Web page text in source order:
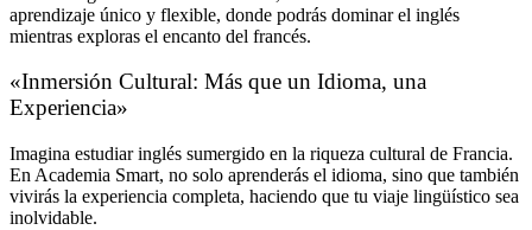
aprendizaje único y flexible, donde podrás dominar el inglés
mientras exploras el encanto del francés.
«Inmersión Cultural: Más que un Idioma, una
Experiencia»
Imagina estudiar inglés sumergido en la riqueza cultural de Francia.
En Academia Smart, no solo aprenderás el idioma, sino que también
vivirás la experiencia completa, haciendo que tu viaje lingüístico sea
inolvidable.